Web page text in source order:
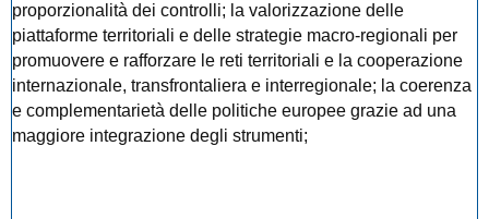
proporzionalità dei controlli; la valorizzazione delle
piattaforme territoriali e delle strategie macro-regionali per
promuovere e rafforzare le reti territoriali e la cooperazione
internazionale, transfrontaliera e interregionale; la coerenza
e complementarietà delle politiche europee grazie ad una
maggiore integrazione degli strumenti;